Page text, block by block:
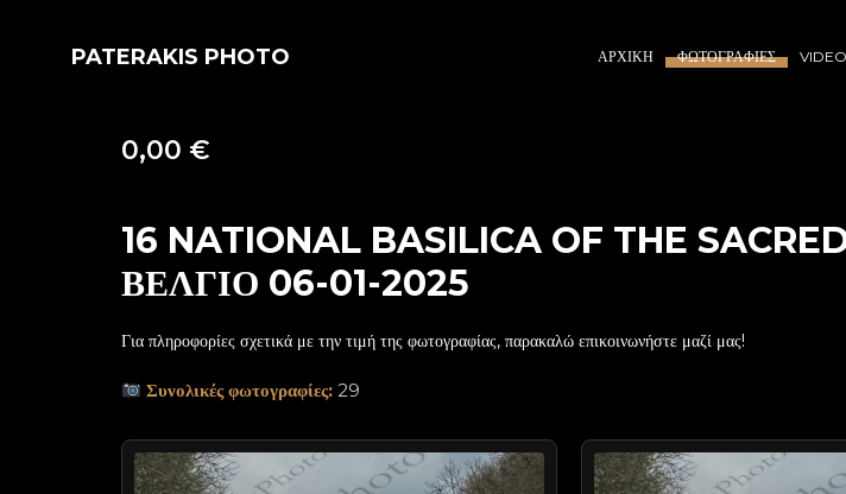
PATERAKIS PHOTO ΑΡΧΙΚΉ ΦΩΤΟΓΡΑΦΊΕΣ VIDEO
16 NATIONAL BASILICA OF THE
ΒΕΛΓΙΟ 06-01-2025
0,00 €
Για πληροφορίες σχετικά με την τιμή της φωτογραφίας, παρακαλώ επικοινωνήστε μαζί μας!
Συνολικές φωτογραφίες: 29